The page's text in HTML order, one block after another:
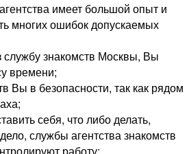
имеет большой опыт и
многих ошибок допускаемых
службу знакомств Москвы, Вы
времени;
Вы в безопасности, так как рядом
себя, что либо делать,
службы агентства знакомств